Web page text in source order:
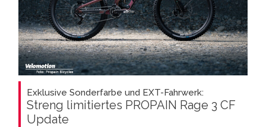
Exklusive Sonderfarbe und EXT-Fahrwerk:
Streng limitiertes PROPAIN Rage 3 CF
Update